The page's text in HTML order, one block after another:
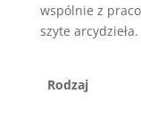
wspólnie z
szyte arcydzieła.
Rodzaj